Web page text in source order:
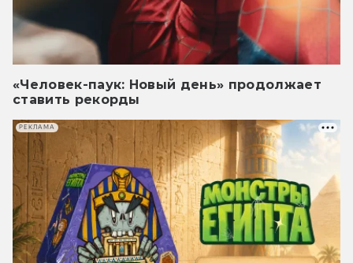
«Человек-паук: Новый день» продолжает
ставить рекорды
РЕКЛАМА